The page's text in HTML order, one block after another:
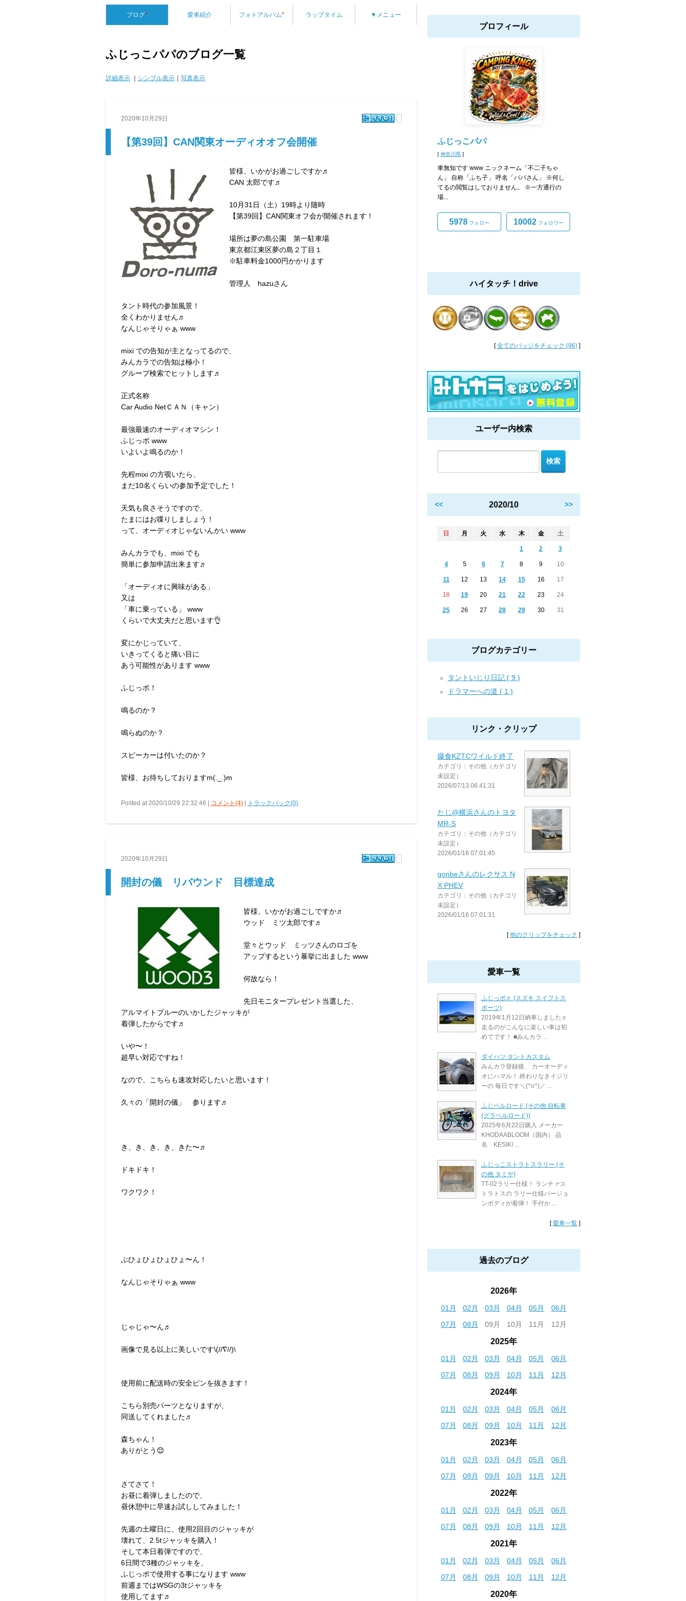
ブログ* 愛車紹介 フォトアルバム* ラップタイム ▼メニュー
ふじっこパパのブログ一覧
詳細表示 シンプル表示 写真表示
2020年10月29日
【第39回】CAN関東オーディオオフ会開催
皆様、いかがお過ごしですか♬
CAN 太郎です♬
10月31日（土）19時より随時
【第39回】CAN関東オフ会が開催されます！
場所は夢の島公園 第一駐車場
東京都江東区夢の島２丁目１
※駐車料金1000円かかります
管理人 hazuさん
タント時代の参加風景！
全くわかりません♬
なんじゃそりゃぁ www
mixi での告知が主となってるので、
みんカラでの告知は極小！
グループ検索でヒットします♬
正式名称
Car Audio NetＣＡＮ（キャン）
最強最速のオーディオマシン！
ふじっポ www
いよいよ鳴るのか！
先程mixi の方覗いたら、
まだ10名くらいの参加予定でした！
天気も良さそうですので、
たまにはお喋りしましょう！
って、オーディオじゃないんかい www
みんカラでも、mixi でも
簡単に参加申請出来ます♬
「オーディオに興味がある」
又は
「車に乗っている」 www
くらいで大丈夫だと思います👌
変にかじっていて、
いきってくると痛い目に
あう可能性があります www
ふじっポ！
鳴るのか？
鳴らぬのか？
スピーカーは付いたのか？
皆様、お待ちしておりますm(._.)m
Posted at 2020/10/29 22:32:46 | コメント(4) トラックバック(0)
2020年10月29日
開封の儀 リバウンド 目標達成
皆様、いかがお過ごしですか♬
ウッド ミツ太郎です♬
堂々とウッド ミッツさんのロゴを
アップするという暴挙に出ました www
何故なら！
先日モニタープレゼント当選した、
アルマイトブルーのいかしたジャッキが
着弾したからです♬
いや〜！
超早い対応ですね！
なので、こちらも速攻対応したいと思います！
久々の「開封の儀」 参ります♬
き、き、き、き、きた〜♬
ドキドキ！
ワクワク！
ぶひょひょひょひょ〜ん！
なんじゃそりゃぁ www
じゃじゃ〜ん♬
画像で見る以上に美しいです\(//∇//)\
使用前に配送時の安全ピンを抜きます！
こちら別売パーツとなりますが、
同送してくれました♬
森ちゃん！
ありがとう😊
さてさて！
お昼に着弾しましたので、
昼休憩中に早速お試ししてみました！
先週の土曜日に、使用2回目のジャッキが
壊れて、2.5tジャッキを購入！
そして本日着弾ですので、
6日間で3種のジャッキを、
ふじっポで使用する事になります www
前週まではWSGの3tジャッキを
使用してます♬
プロフィール
ふじっこパパ
[ 神奈川県 ]
車無知です www ニックネーム「不二子ちゃ
ん」 自称「ふち子」 呼名「パパさん」 ※何し
てるの閲覧はしておりません。 ※一方通行の
場...
5978 フォロー 10002フォロワー
ハイタッチ！drive
[全てのバッジをチェック (96) ]
ユーザー内検索
<< 2020/10 >>
日 月 火 水 木 金 土
1 2 3
4 5 6 7 8 9 10
11 12 13 14 15 16 17
18 19 20 21 22 23 24
25 26 27 28 29 30 31
ブログカテゴリー
タントいじり日記 ( 9 )
ドラマーへの道 ( 1 )
リンク・クリップ
爆食KZTCワイルド終了
カテゴリ：その他（カテゴリ
未設定）
2026/07/13 06:41:31
たじ@横浜さんのトヨタ
MR-S
カテゴリ：その他（カテゴリ
未設定）
2026/01/16 07:01:45
gonbeさんのレクサス N
X PHEV
カテゴリ：その他（カテゴリ
未設定）
2026/01/16 07:01:31
[他のクリップをチェック ]
愛車一覧
ふじっポ♬ (スズキ スイフトス
ポーツ)
2019年1月12日納車しました♬
走るのがこんなに楽しい車は初
めてです！ ■みんカラ ...
ダイハツ タントカスタム
みんカラ登録後、 カーオーディ
オにハマル！ 終わりなきイジリ
ーの 毎日です＼(^o^)／ ...
ふじベルロード (その他 自転車
(グラベルロード))
2025年6月22日購入 メーカー
KHODAABLOOM（国内） 品
名 KESIKI ...
ふじっこストラトスラリー (そ
の他 タミヤ)
TT-02ラリー仕様！ ランチァス
トラトスの ラリー仕様バージョ
ンボディが着弾！ 手付か ...
[愛車一覧 ]
過去のブログ
2026年
01月 02月 03月 04月 05月
06月
07月
08月 09月 10月 11月 12月
2025年
01月 02月 03月 04月 05月
06月
07月
08月 09月 10月 11月 12月
2024年
01月 02月 03月 04月 05月
06月
07月
08月 09月 10月 11月 12月
2023年
01月 02月 03月 04月 05月
06月
07月
08月 09月 10月 11月 12月
2022年
01月 02月 03月 04月 05月
06月
07月
08月 09月 10月 11月 12月
2021年
01月 02月 03月 04月 05月
06月
07月
08月 09月 10月 11月 12月
2020年